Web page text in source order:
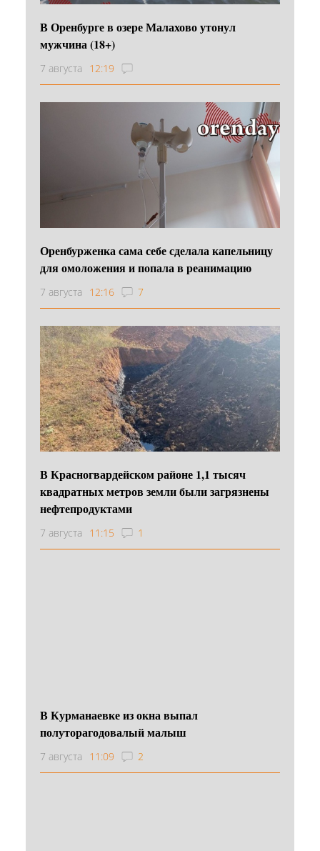
В Оренбурге в озере Малахово утонул
мужчина (18+)
7 августа 12:19
Оренбурженка сама себе сделала капельницу
для омоложения и попала в реанимацию
7 августа 12:16 7
В Красногвардейском районе 1,1 тысяч
квадратных метров земли были загрязнены
нефтепродуктами
7 августа 11:15 1
В Курманаевке из окна выпал
полуторагодовалый малыш
7 августа 11:09 2